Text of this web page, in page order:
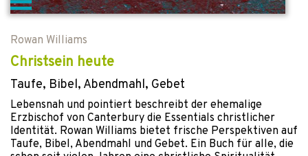
Rowan Williams
Christsein heute
Taufe, Bibel, Abendmahl, Gebet
Lebensnah und pointiert beschreibt der ehemalige
Erzbischof von Canterbury die Essentials christlicher
Identität. Rowan Williams bietet frische Perspektiven auf
Taufe, Bibel, Abendmahl und Gebet. Ein Buch für alle, die